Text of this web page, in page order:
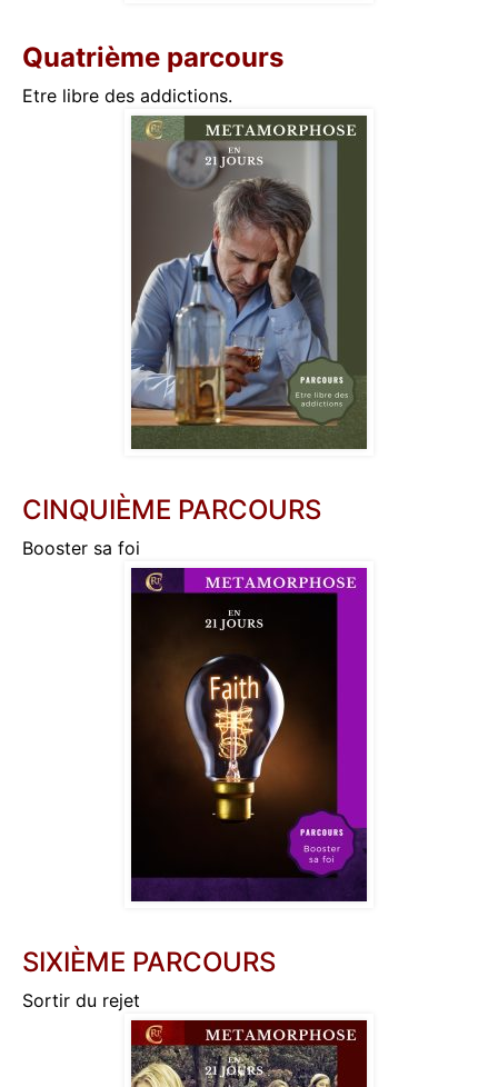
Quatrième parcours
Etre libre des addictions.
CINQUIÈME PARCOURS
Booster sa foi
SIXIÈME PARCOURS
Sortir du rejet